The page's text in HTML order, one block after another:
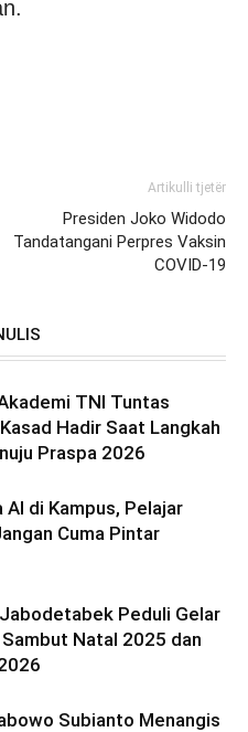
Artikulli tjetër
Presiden Joko Widodo
Tandatangani Perpres Vaksin
COVID-19
TNI Tuntas
Hadir Saat Langkah
Praspa 2026
di Kampus, Pelajar
Cuma Pintar
Peduli Gelar
Natal 2025 dan
Subianto Menangis